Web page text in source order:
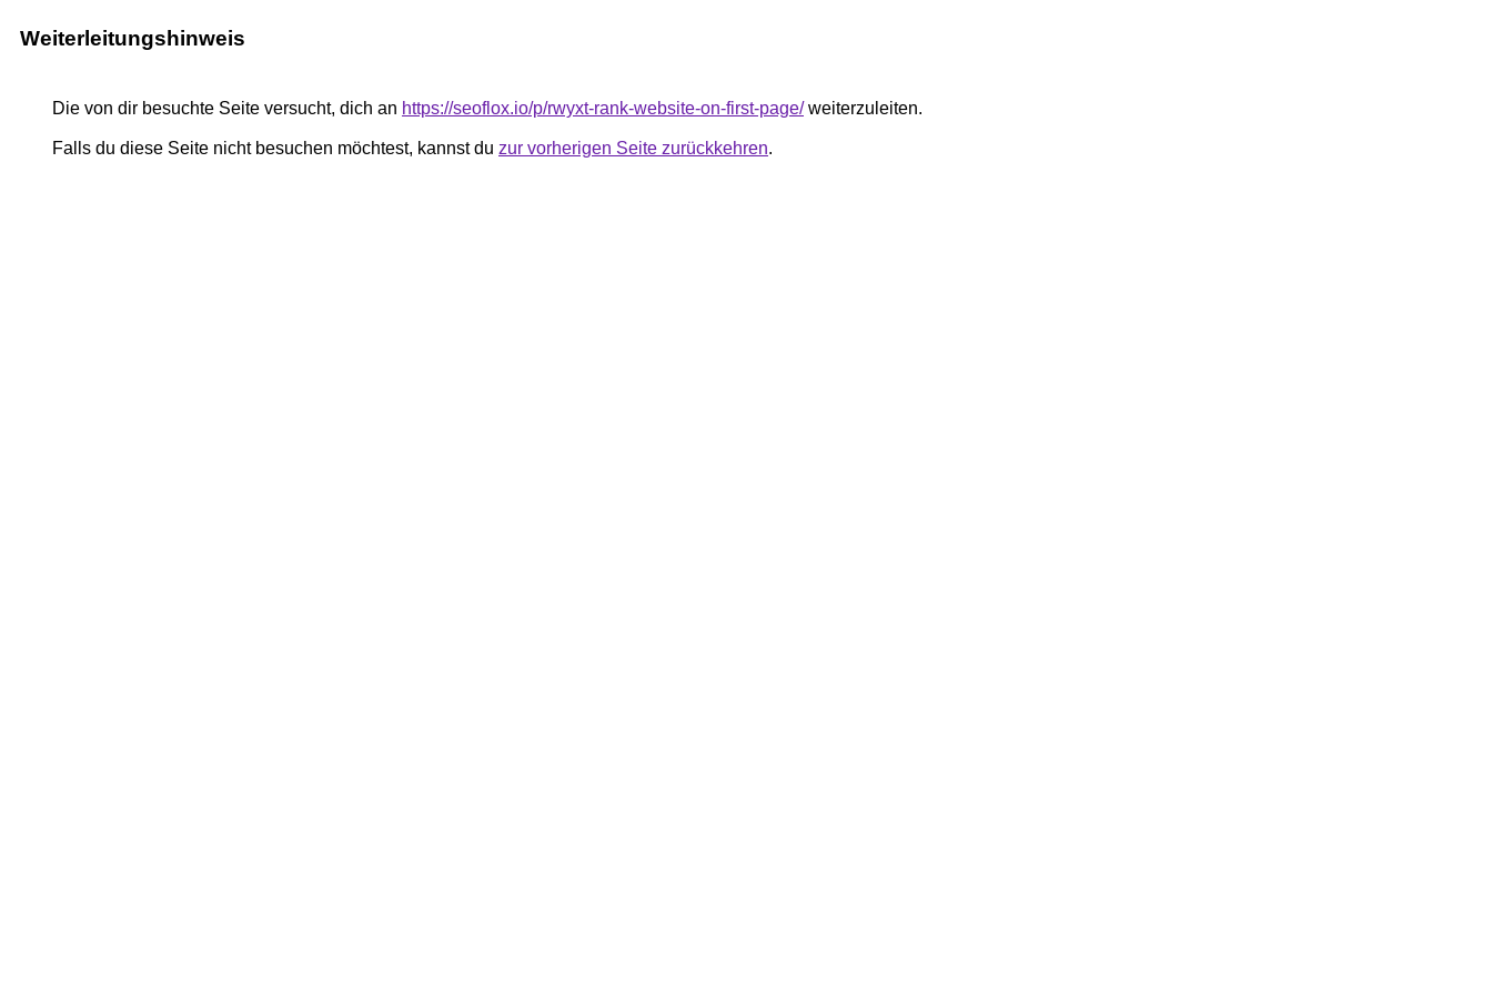
Weiterleitungshinweis
Die von dir besuchte Seite versucht, dich an https://seoflox.io/p/rwyxt-rank-website-on-first-page/weiterzuleiten.
Falls du diese Seite nicht besuchen möchtest, kannst du zur vorherigen Seite zurückkehren.